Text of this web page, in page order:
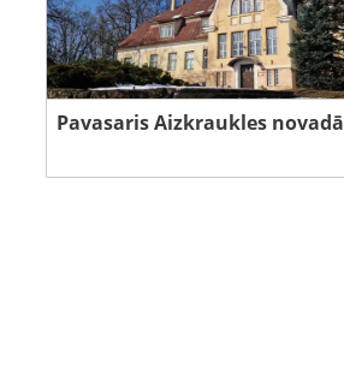
Pavasaris Aizkraukles novadā